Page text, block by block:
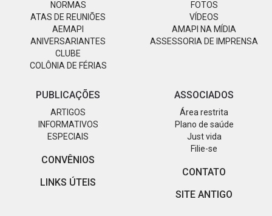
NORMAS
ATAS DE REUNIÕES
AEMAPI
ANIVERSARIANTES
CLUBE
COLÔNIA DE FÉRIAS
FOTOS
VÍDEOS
AMAPI NA MÍDIA
ASSESSORIA DE IMPRENSA
PUBLICAÇÕES
ARTIGOS
INFORMATIVOS
ESPECIAIS
CONVÊNIOS
LINKS ÚTEIS
ASSOCIADOS
Área restrita
Plano de saúde
Just vida
Filie-se
CONTATO
SITE ANTIGO